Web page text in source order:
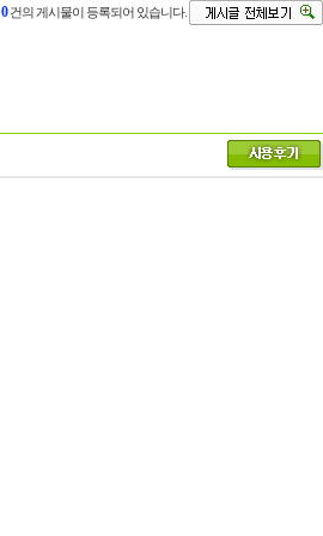
0건의 게시물이 등록되어 있습니다.